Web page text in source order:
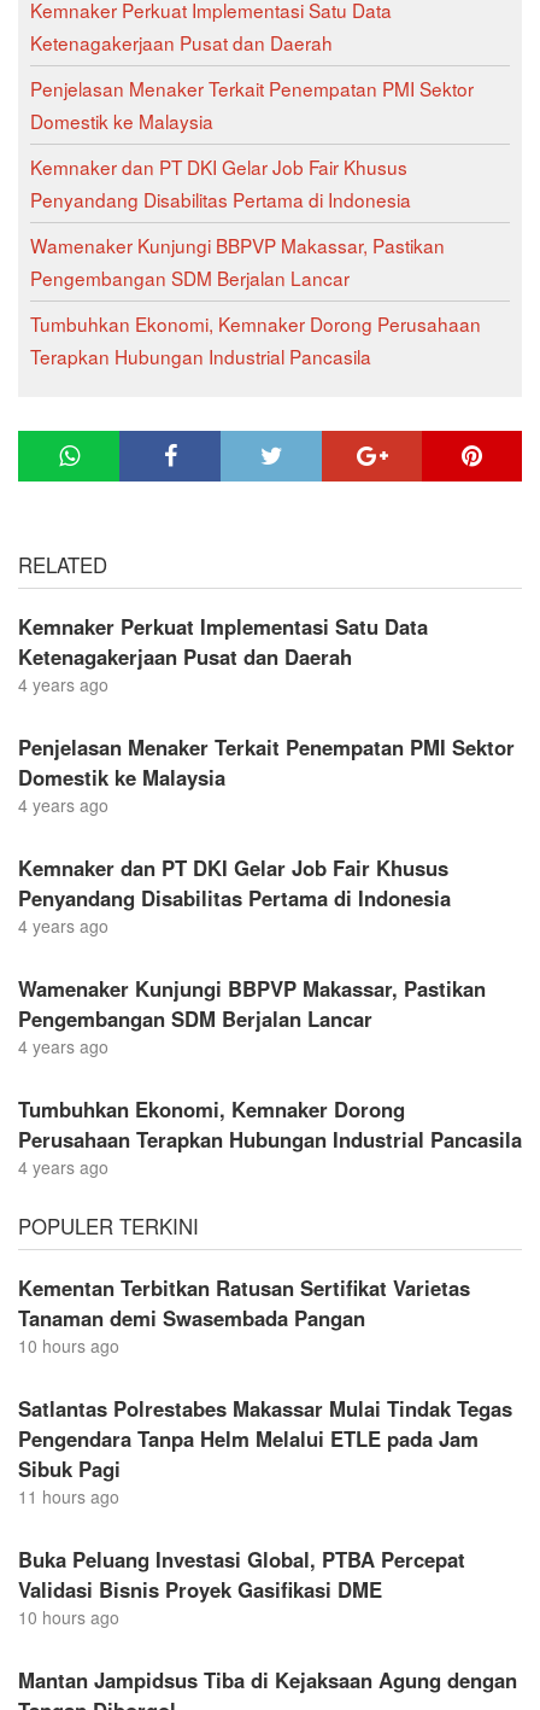
Kemnaker Perkuat Implementasi Satu Data
Ketenagakerjaan Pusat dan Daerah
Penjelasan Menaker Terkait Penempatan PMI Sektor
Domestik ke Malaysia
Kemnaker dan PT DKI Gelar Job Fair Khusus
Penyandang Disabilitas Pertama di Indonesia
Wamenaker Kunjungi BBPVP Makassar, Pastikan
Pengembangan SDM Berjalan Lancar
Tumbuhkan Ekonomi, Kemnaker Dorong Perusahaan
Terapkan Hubungan Industrial Pancasila
RELATED
Kemnaker Perkuat Implementasi Satu Data
Ketenagakerjaan Pusat dan Daerah
4 years ago
Penjelasan Menaker Terkait Penempatan PMI Sektor
Domestik ke Malaysia
4 years ago
Kemnaker dan PT DKI Gelar Job Fair Khusus
Penyandang Disabilitas Pertama di Indonesia
4 years ago
Wamenaker Kunjungi BBPVP Makassar, Pastikan
Pengembangan SDM Berjalan Lancar
4 years ago
Tumbuhkan Ekonomi, Kemnaker Dorong
Perusahaan Terapkan Hubungan Industrial Pancasila
4 years ago
POPULER TERKINI
Kementan Terbitkan Ratusan Sertifikat Varietas
Tanaman demi Swasembada Pangan
10 hours ago
Satlantas Polrestabes Makassar Mulai Tindak Tegas
Pengendara Tanpa Helm Melalui ETLE pada Jam
Sibuk Pagi
11 hours ago
Buka Peluang Investasi Global, PTBA Percepat
Validasi Bisnis Proyek Gasifikasi DME
10 hours ago
Mantan Jampidsus Tiba di Kejaksaan Agung dengan